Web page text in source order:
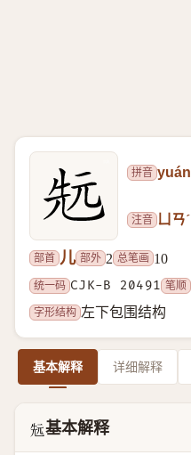
拼音 yuán
注音 ㄩㄢˊ
部首 儿 部外 2 总笔画 10
统一码 CJK-B 20491 笔顺
字形结构 左下包围结构
基本解释 详细解释
𠒑基本解释